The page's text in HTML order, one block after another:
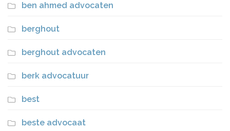
ben ahmed advocaten
berghout
berghout advocaten
berk advocatuur
best
beste advocaat